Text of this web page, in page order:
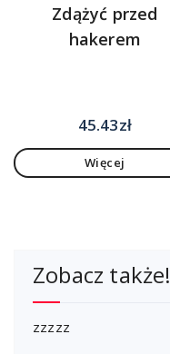
Zdążyć przed
hakerem
45.43zł
Więcej
Zobacz także!
zzzzz